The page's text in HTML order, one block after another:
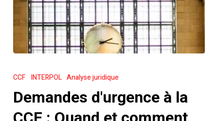
d'urgence
la
CCF
CCF INTERPOL Analyse juridique
Demandes d'urgence à la